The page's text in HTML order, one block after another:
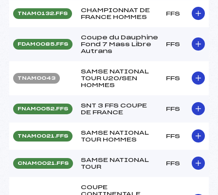
TNAM0132.FFS
CHAMPIONNAT DE
FRANCE HOMMES
FFS
FDAM0085.FFS
Coupe du Dauphine
Fond 7 Mass Libre
Autrans
FFS
TNAM0043
SAMSE NATIONAL
TOUR U20/SEN
HOMMES
FFS
FNAM0052.FFS
SNT 3 FFS COUPE
DE FRANCE
FFS
TNAM0021.FFS
SAMSE NATIONAL
TOUR HOMMES
FFS
CNAM0021.FFS
SAMSE NATIONAL
TOUR
FFS
COUPE
CONTINENTALE